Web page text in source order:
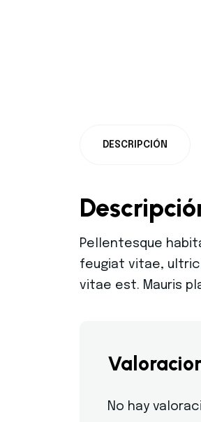
DESCRIPCIÓN
Pellentesque
feugiat vitae,
vitae est. Mauris
No hay